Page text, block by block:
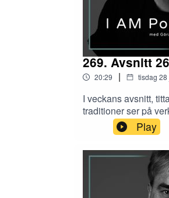
269. Avsnitt
20:29 | tisdag
I veckans avsnitt,
traditioner ser på
Play